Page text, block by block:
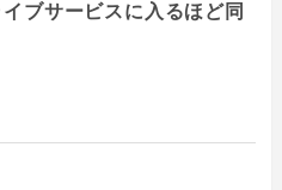
ブサービスに入るほど同